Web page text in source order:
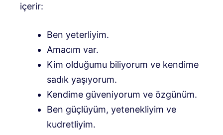
içerir:
Ben yeterliyim.
Amacım var.
Kim olduğumu biliyorum ve kendime
sadık yaşıyorum.
Kendime güveniyorum ve özgünüm.
Ben güçlüyüm, yetenekliyim ve
kudretliyim.